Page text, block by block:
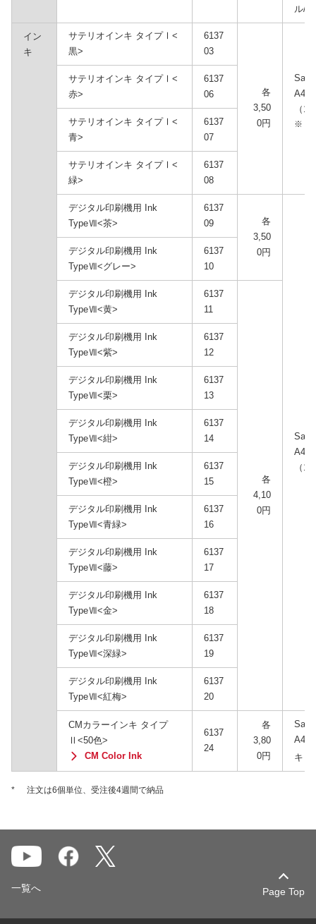
ル/
イン
キ
サテリオインキ タイプⅠ<
黒>
6137
03
各
3,50
0円
（
※
サテリオインキ タイプⅠ<
赤>
6137
06
サテリオインキ タイプⅠ<
青>
6137
07
サテリオインキ タイプⅠ<
緑>
6137
08
デジタル印刷機用 Ink
TypeⅦ<茶>
6137
09
各
3,50
0円
（
デジタル印刷機用 Ink
TypeⅦ<グレー>
6137
10
デジタル印刷機用 Ink
TypeⅦ<黄>
6137
11
各
4,10
0円
デジタル印刷機用 Ink
TypeⅦ<紫>
6137
12
デジタル印刷機用 Ink
TypeⅦ<栗>
6137
13
デジタル印刷機用 Ink
TypeⅦ<紺>
6137
14
デジタル印刷機用 Ink
TypeⅦ<橙>
6137
15
デジタル印刷機用 Ink
TypeⅦ<青緑>
6137
16
デジタル印刷機用 Ink
TypeⅦ<藤>
6137
17
デジタル印刷機用 Ink
TypeⅦ<金>
6137
18
デジタル印刷機用 Ink
TypeⅦ<深緑>
6137
19
デジタル印刷機用 Ink
TypeⅦ<紅梅>
6137
20
CMカラーインキ タイプ
Ⅱ<50色>
CM Color Ink
6137
24
各
3,80
0円
キ（
* 注文は6個単位、受注後4週間で納品
Page Top
一覧へ